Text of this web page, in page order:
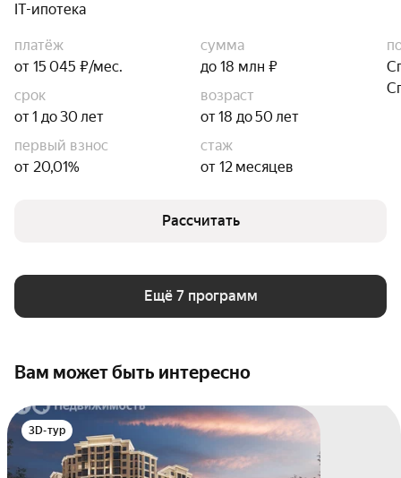
IT-ипотека
платёж
от 15 045 ₽/мес.
сумма
до 18 млн ₽
срок
от 1 до 30 лет
возраст
от 18 до 50 лет
первый взнос
от 20,01%
стаж
от 12 месяцев
Рассчитать
Ещё 7 программ
Вам может быть интересно
3D-тур